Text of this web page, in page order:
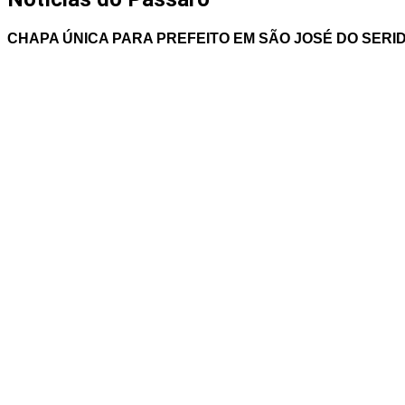
CHAPA ÚNICA PARA PREFEITO EM SÃO JOSÉ DO